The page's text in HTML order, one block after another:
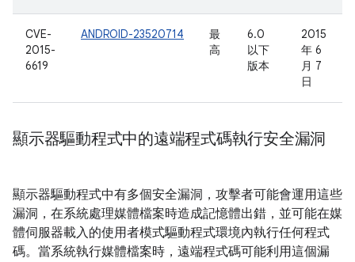
CVE-
2015-
6619
ANDROID-23520714
最
高
6.0
以下
版本
2015
年 6
月 7
日
顯示器驅動程式中的遠端程式碼執行安全漏洞
顯示器驅動程式中有多個安全漏洞，攻擊者可能會運用這些
漏洞，在系統處理媒體檔案時造成記憶體出錯，並可能在媒
體伺服器載入的使用者模式驅動程式環境內執行任何程式
碼。當系統執行媒體檔案時，遠端程式碼可能利用這個漏